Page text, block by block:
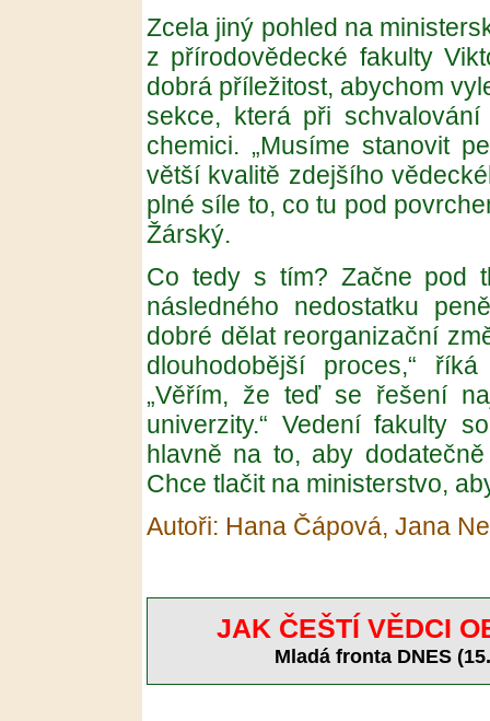
Zcela jiný pohled na
z přírodovědecké fakulty
dobrá příležitost, abychom
sekce, která při
chemici. „Musíme stanovit
větší kvalitě zdejšího
plné síle to, co tu pod
Žárský.
Co tedy s tím? Začne pod
následného nedostatku
dobré dělat reorganizační
dlouhodobější proces,“
„Věřím, že teď se řešení
univerzity.“ Vedení fakulty
hlavně na to, aby
Chce tlačit na ministerstvo,
Autoři: Hana Čápová, Jana
JAK ČEŠTÍ VĚDCI
Mladá fronta DNES